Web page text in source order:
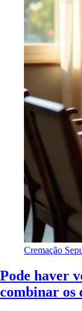
Cremação
Pode haver
combinar os